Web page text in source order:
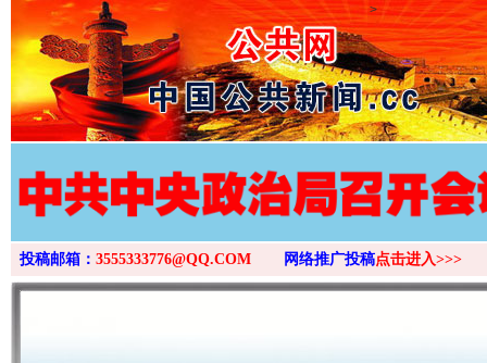
>
投稿邮箱： 3555333776@QQ.COM 网络推广投稿点击进入>>>